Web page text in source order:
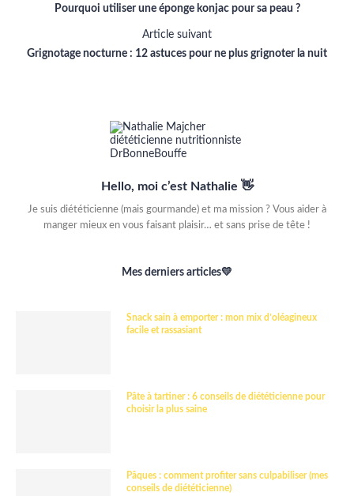
Pourquoi utiliser une éponge konjac pour sa peau ?
Article suivant
Grignotage nocturne : 12 astuces pour ne plus grignoter la nuit
Hello, moi c’est Nathalie 👋
Je suis diététicienne (mais gourmande) et ma mission ? Vous aider à
manger mieux en vous faisant plaisir… et sans prise de tête !
Mes derniers articles💛
Snack sain à emporter : mon mix d’oléagineux
facile et rassasiant
Pâte à tartiner : 6 conseils de diététicienne pour
choisir la plus saine
Pâques : comment profiter sans culpabiliser (mes
conseils de diététicienne)